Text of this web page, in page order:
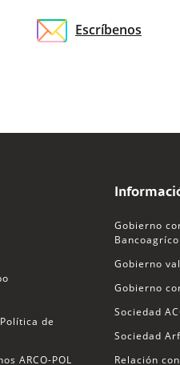
Escríbenos
de
ARCO-POL
Gobierno
Gobierno
Gobierno
Sociedad
Sociedad
Relación